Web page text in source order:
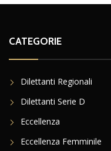
CATEGORIE
Dilettanti Regionali
Dilettanti Serie D
Eccellenza
Eccellenza Femminile